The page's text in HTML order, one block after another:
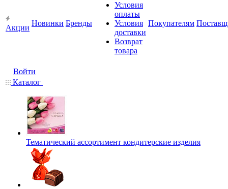
Акции
Новинки Бренды
Условия
оплаты
Условия
доставки
Возврат
товара
Покупателям
Войти
Каталог
Тематический ассортимент кондитерские изделия